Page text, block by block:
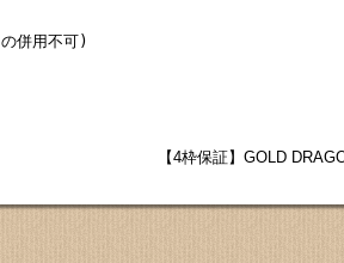
併用不可)
【4枠保証】GOLD